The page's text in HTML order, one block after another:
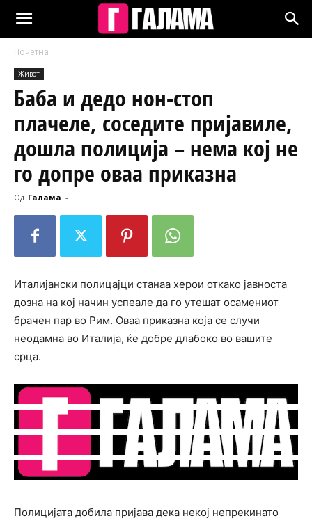
Почетна
Живот
Баба и дедо нон-стоп
плачеле, соседите пријавиле,
дошла полиција – нема кој не
го допре оваа приказна
Од Галама -
Италијански полицајци станаа херои откако јавноста
дозна на кој начин успеале да го утешат осамениот
брачен пар во Рим. Оваа приказна која се случи
неодамна во Италија, ќе добре длабоко во вашите
срца.
Полицијата добила пријава дека некој непрекинато